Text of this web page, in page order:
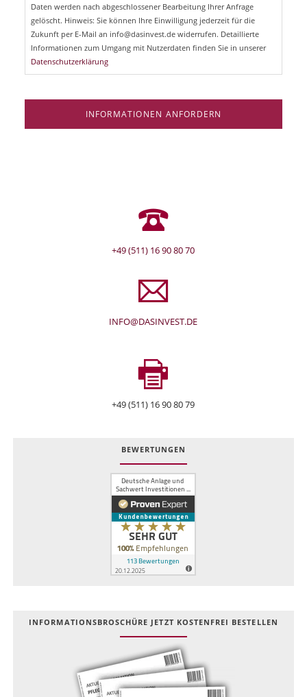
Daten werden nach abgeschlossener Bearbeitung Ihrer Anfrage
gelöscht. Hinweis: Sie können Ihre Einwilligung jederzeit für die
Zukunft per E-Mail an info@dasinvest.de widerrufen. Detaillierte
Informationen zum Umgang mit Nutzerdaten finden Sie in unserer
Datenschutzerklärung
INFORMATIONEN ANFORDERN
+49 (511) 16 90 80 70
INFO@DASINVEST.DE
+49 (511) 16 90 80 79
BEWERTUNGEN
INFOR­MATIONS­BROSCHÜRE JETZT KOSTEN­FREI BESTELLEN